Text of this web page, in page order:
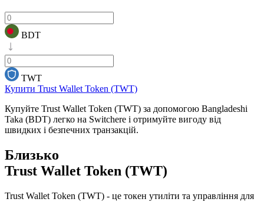
BDT
TWT
Купити Trust Wallet Token (TWT)
Купуйте Trust Wallet Token (TWT) за допомогою Bangladeshi
Taka (BDT) легко на Switchere і отримуйте вигоду від
швидких і безпечних транзакцій.
Близько
Trust Wallet Token (TWT)
Trust Wallet Token (TWT) - це токен утиліти та управління для